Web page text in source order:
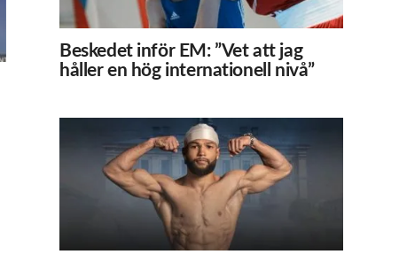
Beskedet inför EM: ”Vet att jag
håller en hög internationell nivå”